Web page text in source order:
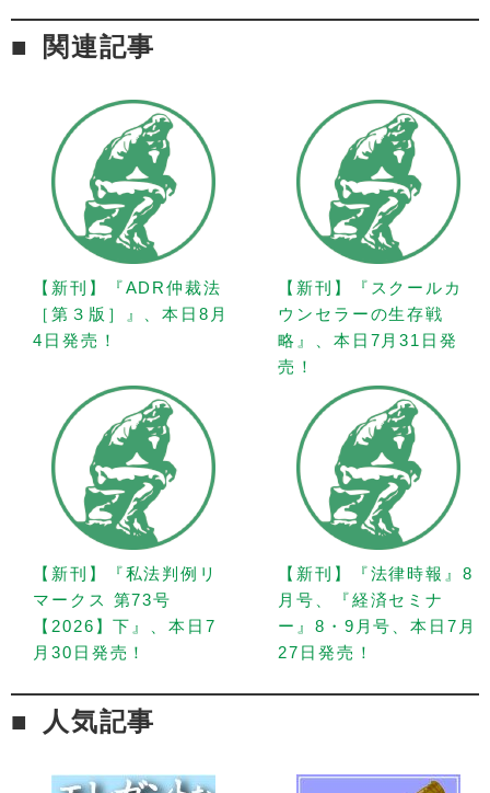
関連記事
【新刊】『ADR仲裁法
［第３版］』、本日8月
4日発売！
【新刊】『スクールカ
ウンセラーの生存戦
略』、本日7月31日発
売！
【新刊】『私法判例リ
マークス 第73号
【2026】下』、本日7
月30日発売！
【新刊】『法律時報』8
月号、『経済セミナ
ー』8・9月号、本日7月
27日発売！
人気記事